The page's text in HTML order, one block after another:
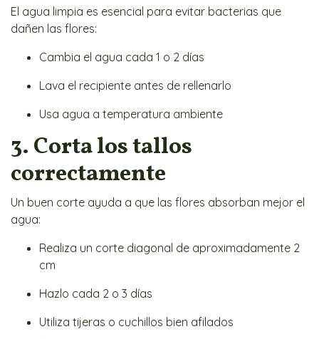
El agua limpia es esencial para evitar bacterias que
dañen las flores:
Cambia el agua cada 1 o 2 días
Lava el recipiente antes de rellenarlo
Usa agua a temperatura ambiente
3. Corta los tallos
correctamente
Un buen corte ayuda a que las flores absorban mejor el
agua:
Realiza un corte diagonal de aproximadamente 2
cm
Hazlo cada 2 o 3 días
Utiliza tijeras o cuchillos bien afilados